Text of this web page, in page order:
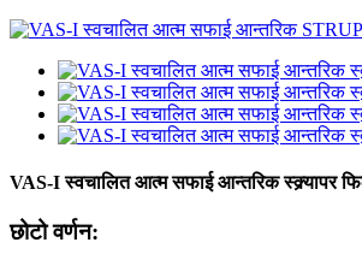
VAS-I स्वचालित आत्म सफाई आन्तरिक स्क्र्यापर
छोटो वर्णन: